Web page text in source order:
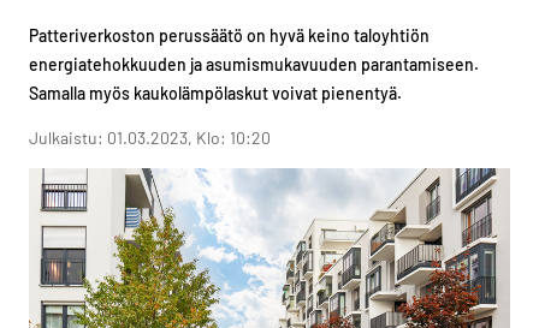
Patteriverkoston perussäätö on hyvä keino taloyhtiön
energiatehokkuuden ja asumismukavuuden parantamiseen.
Samalla myös kaukolämpölaskut voivat pienentyä.
Julkaistu: 01.03.2023, Klo: 10:20